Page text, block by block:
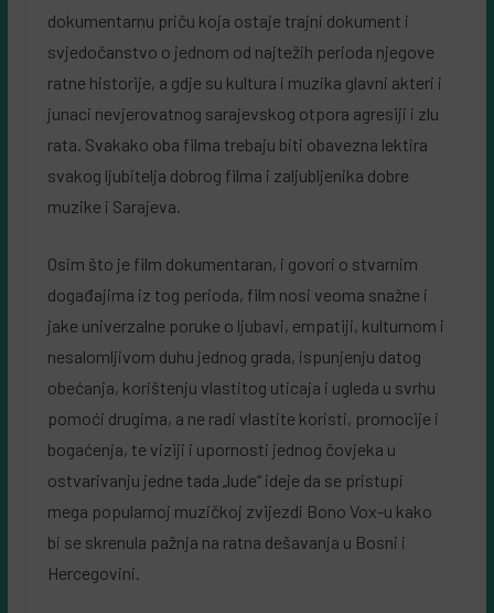
dokumentarnu priču koja ostaje trajni dokument i
svjedočanstvo o jednom od najtežih perioda njegove
ratne historije, a gdje su kultura i muzika glavni akteri i
junaci nevjerovatnog sarajevskog otpora agresiji i zlu
rata. Svakako oba filma trebaju biti obavezna lektira
svakog ljubitelja dobrog filma i zaljubljenika dobre
muzike i Sarajeva.
Osim što je film dokumentaran, i govori o stvarnim
događajima iz tog perioda, film nosi veoma snažne i
jake univerzalne poruke o ljubavi, empatiji, kulturnom i
nesalomljivom duhu jednog grada, ispunjenju datog
obećanja, korištenju vlastitog uticaja i ugleda u svrhu
pomoći drugima, a ne radi vlastite koristi, promocije i
bogaćenja, te viziji i upornosti jednog čovjeka u
ostvarivanju jedne tada „lude“ ideje da se pristupi
mega popularnoj muzičkoj zvijezdi Bono Vox-u kako
bi se skrenula pažnja na ratna dešavanja u Bosni i
Hercegovini.